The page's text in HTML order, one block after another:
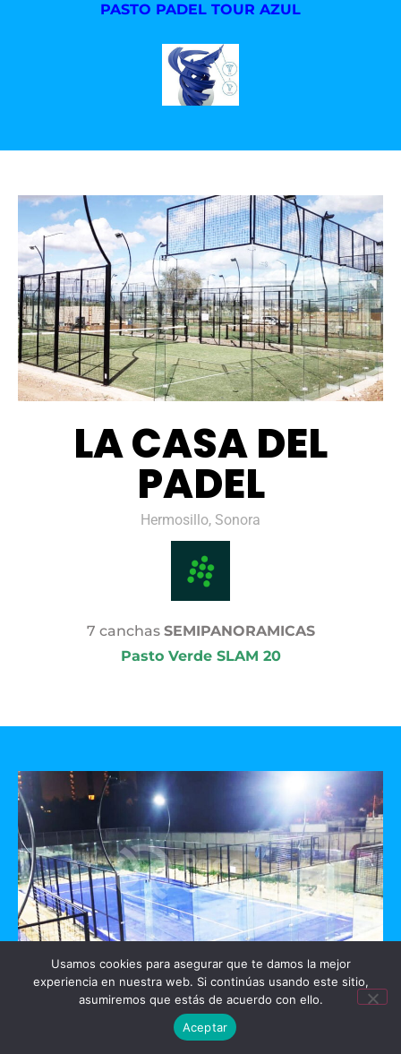
PASTO PADEL TOUR AZUL
LA CASA DEL
PADEL
Hermosillo, Sonora
7 canchas SEMIPANORAMICAS
Pasto Verde SLAM 20
GO PADEL
Usamos cookies para asegurar que te damos la mejor
experiencia en nuestra web. Si continúas usando este sitio,
asumiremos que estás de acuerdo con ello.
Aceptar